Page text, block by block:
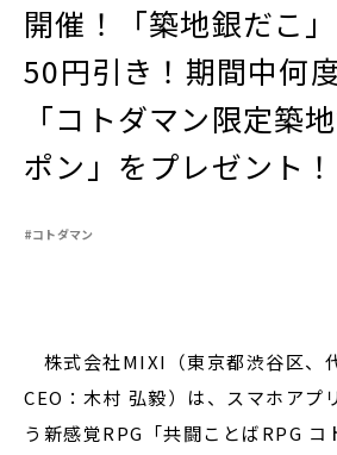
開催！「築地銀だこ
50円引き！期間中何
「コトダマン限定築
ポン」をプレゼント！
#コトダマン
株式会社MIXI（東京都渋谷区、
CEO：木村 弘毅）は、スマホアプ
う新感覚RPG「共闘ことばRPG コ